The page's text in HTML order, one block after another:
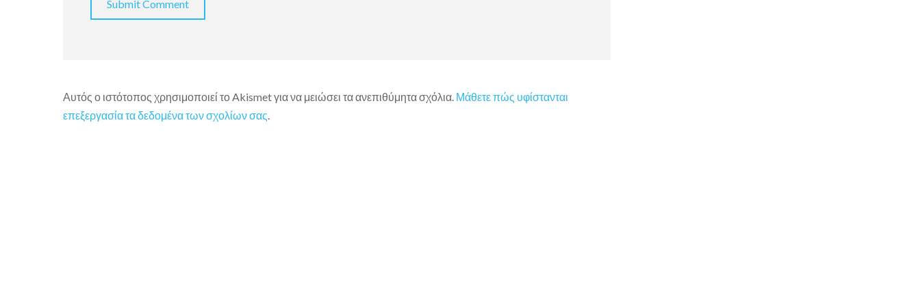
Αυτός ο ιστότοπος χρησιμοποιεί το Akismet για να μειώσει τα ανεπιθύμητα σχόλια. Μάθετε πώς υφίστανται
επεξεργασία τα δεδομένα των σχολίων σας.